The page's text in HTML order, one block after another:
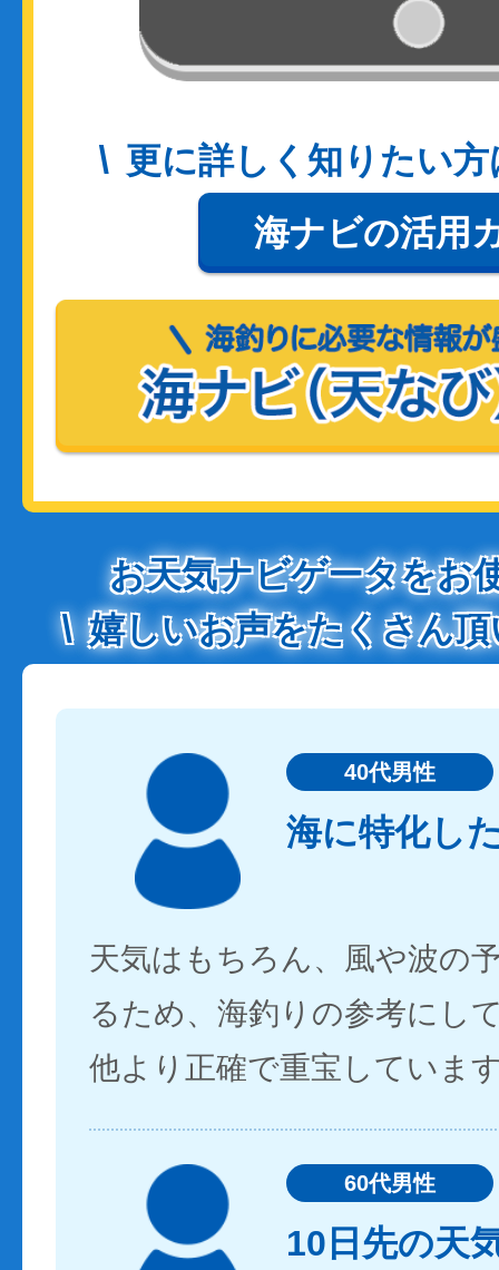
更に詳しく知りたい
海ナビの活用
お天気ナビゲータをお
嬉しいお声をたくさん
40代男性
海に特化し
天気はもちろん、風や波の
るため、海釣りの参考にし
他より正確で重宝していま
60代男性
10日先の天